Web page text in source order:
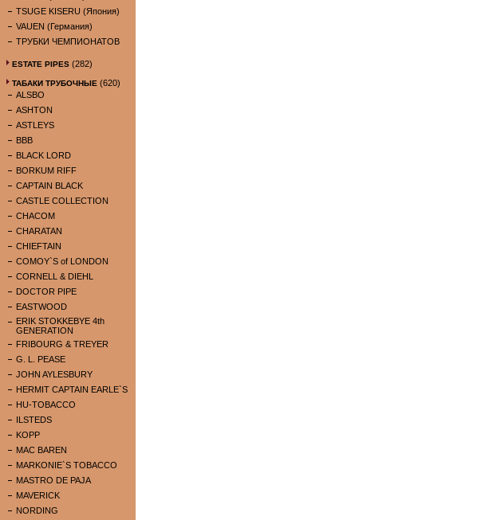
TSUGE KISERU (Япония)
VAUEN (Германия)
ТРУБКИ ЧЕМПИОНАТОВ
ESTATE PIPES (282)
ТАБАКИ ТРУБОЧНЫЕ (620)
ALSBO
ASHTON
ASTLEYS
BBB
BLACK LORD
BORKUM RIFF
CAPTAIN BLACK
CASTLE COLLECTION
CHACOM
CHARATAN
CHIEFTAIN
COMOY`S of LONDON
CORNELL & DIEHL
DOCTOR PIPE
EASTWOOD
ERIK STOKKEBYE 4th
GENERATION
FRIBOURG & TREYER
G. L. PEASE
JOHN AYLESBURY
HERMIT CAPTAIN EARLE`S
HU-TOBACCO
ILSTEDS
KOPP
MAC BAREN
MARKONIE`S TOBACCO
MASTRO DE PAJA
MAVERICK
NORDING